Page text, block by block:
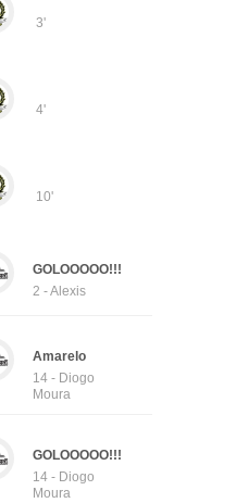
3'
4'
10'
GOLOOOOO!!!
2 - Alexis
Amarelo
14 - Diogo
Moura
GOLOOOOO!!!
14 - Diogo
Moura